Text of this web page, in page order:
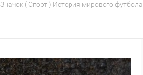
Значок ( Спорт ) История мирового